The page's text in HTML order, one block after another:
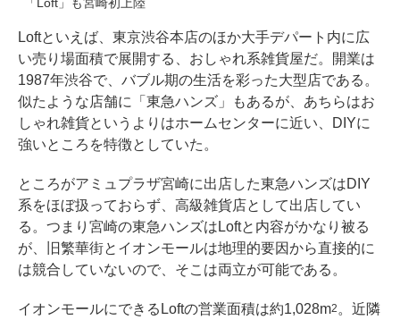
「Loft」も宮崎初上陸
Loftといえば、東京渋谷本店のほか大手デパート内に広
い売り場面積で展開する、おしゃれ系雑貨屋だ。開業は
1987年渋谷で、バブル期の生活を彩った大型店である。
似たような店舗に「東急ハンズ」もあるが、あちらはお
しゃれ雑貨というよりはホームセンターに近い、DIYに
強いところを特徴としていた。
ところがアミュプラザ宮崎に出店した東急ハンズはDIY
系をほぼ扱っておらず、高級雑貨店として出店してい
る。つまり宮崎の東急ハンズはLoftと内容がかなり被る
が、旧繁華街とイオンモールは地理的要因から直接的に
は競合していないので、そこは両立が可能である。
イオンモールにできるLoftの営業面積は約1,028m2 。近隣